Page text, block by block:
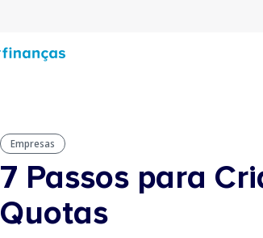
Empresas
7 Passos para
Quotas